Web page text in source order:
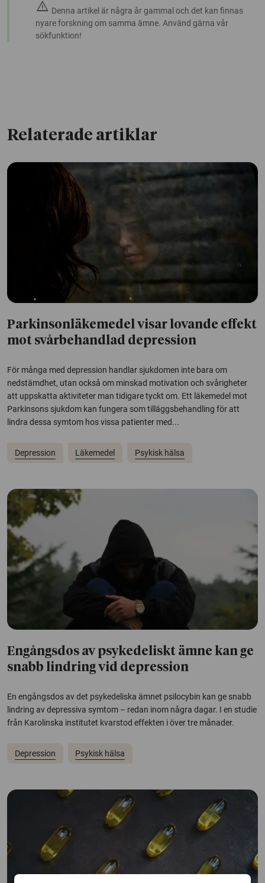
warning Denna artikel är några år gammal och det kan finnas
nyare forskning om samma ämne. Använd gärna vår
sökfunktion!
Relaterade artiklar
Parkinsonläkemedel visar lovande effekt
mot svårbehandlad depression
För många med depression handlar sjukdomen inte bara om
nedstämdhet, utan också om minskad motivation och svårigheter
att uppskatta aktiviteter man tidigare tyckt om. Ett läkemedel mot
Parkinsons sjukdom kan fungera som tilläggsbehandling för att
lindra dessa symtom hos vissa patienter med...
Depression Läkemedel Psykisk hälsa
Engångsdos av psykedeliskt ämne kan ge
snabb lindring vid depression
En engångsdos av det psykedeliska ämnet psilocybin kan ge snabb
lindring av depressiva symtom – redan inom några dagar. I en studie
från Karolinska institutet kvarstod effekten i över tre månader.
Depression Psykisk hälsa